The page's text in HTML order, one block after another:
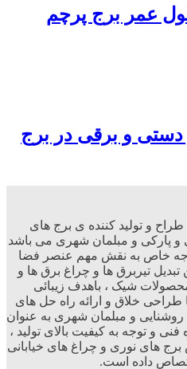
عمر برج پرچم
و برقی در برج
و تولید کننده ی برج های
پارکی و مبلمان شهری می باشد
خاص به نقش مهم عنصر فضا
تیربرق ها و چراغ برق ها و
شیک ، باهدف زیبائی
خلاق و ارائه راه حل های
و مبلمان شهری به عنوان
و توجه به کیفیت بالای تولید ،
های نوری و چراغ های خیابانی
داده است.